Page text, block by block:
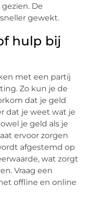
De
gewekt.
hulp bij
met een partij
Zo kun je de
dat je geld
dat je weet wat je
je geld als je
ervoor zorgen
afgestemd op
wat zorgt
Vraag een
offline en online